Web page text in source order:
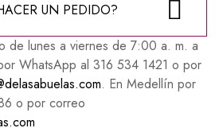
UN PEDIDO?
de lunes a viernes de 7:00 a. m. a
WhatsApp al 316 534 1421 o por
. En Medellín por
o por correo